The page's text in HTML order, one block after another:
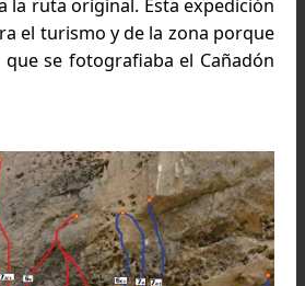
de escalada datan del
desde Esquel